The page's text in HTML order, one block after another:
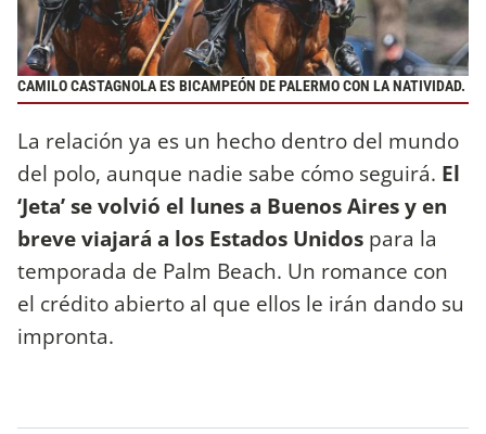
CAMILO CASTAGNOLA ES BICAMPEÓN DE PALERMO CON LA NATIVIDAD.
La relación ya es un hecho dentro del mundo
del polo, aunque nadie sabe cómo seguirá. El
‘Jeta’ se volvió el lunes a Buenos Aires y en
breve viajará a los Estados Unidos para la
temporada de Palm Beach. Un romance con
el crédito abierto al que ellos le irán dando su
impronta.